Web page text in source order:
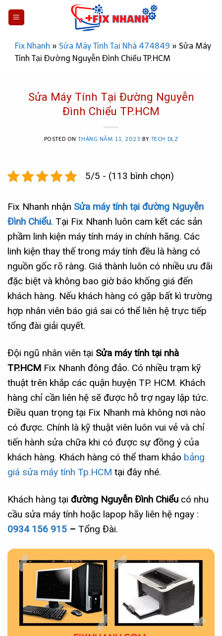
Fix Nhanh » Sửa Máy Tính Tại Nhà 474849 » Sửa Máy
Tính Tại Đường Nguyễn Đình Chiểu TP.HCM
Sửa Máy Tính Tại Đường Nguyễn
Đình Chiểu TP.HCM
POSTED ONTHÁNG NĂM 11, 2023 BY TECH DLZ
5/5 - (113 bình chọn)
Fix Nhanh nhận Sửa máy tính tại đường Nguyễn
Đình Chiểu. Tại Fix Nhanh luôn cam kết các sản
phầm linh kiện máy tính máy in chính hãng. Các
linh kiện thay thế trong máy tính đều là hàng có
nguồn gốc rõ ràng. Giá thành luôn có nhiều ưu đãi
đặc biệt và không bao giờ báo khống giá đến
khách hàng. Nếu khách hàng có gặp bất kì trường
hợp nhân viên báo giá sai có thể liên hệ trực tiếp
tổng đài giải quyết.
Đội ngũ nhân viên tại Sửa máy tính tại nhà
TP.HCM Fix Nhanh đông đảo. Có nhiều trạm kỹ
thuật trên khắp các quận huyện TP. HCM. Khách
hàng chỉ cần liên hệ sẽ được hỗ trợ ngay lập tức.
Điều quan trọng tại Fix Nhanh mà không nơi nào
có được. Chính là kỹ thuật viên luôn vui vẻ và chỉ
tiến hành sửa chữa khi có được sự đồng ý của
khách hàng. Khách hàng có thể tham khảo bảng
giá sửa máy tính Tp.HCM tại đây nhé.
Khách hàng tại đường Nguyễn Đình Chiểu có nhu
cầu sửa máy tính hoặc lapop hãy liên hệ ngay :
0934 156 915 – Tổng Đài.